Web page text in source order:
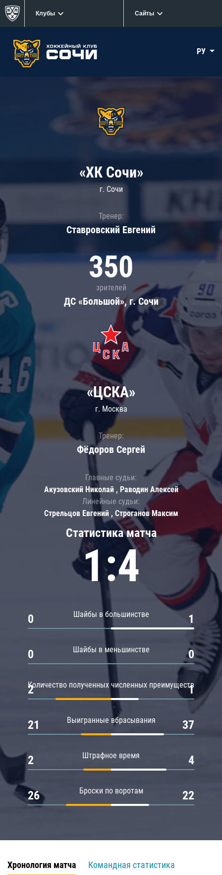
Клубы Сайты
РУ
«ХК Сочи»
г. Сочи
Тренер:
Ставровский Евгений
350
зрителей
ДС «Большой», г. Сочи
Статистика матча
1:4
Шайбы в большинстве
0 1
Шайбы в меньшинстве
0 0
Количество полученных численных преимуществ
2 1
Выигранные вбрасывания
21 37
Штрафное время
2 4
Броски по воротам
26 22
«ЦСКА»
г. Москва
Тренер:
Фёдоров Сергей
Главные судьи:
Акузовский Николай , Раводин Алексей
Линейные судьи:
Стрельцов Евгений , Строганов Максим
Хронология матча
Командная статистика